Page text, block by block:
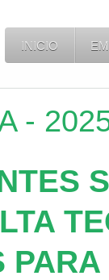
INICIO
-